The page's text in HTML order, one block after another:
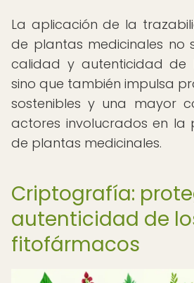
La aplicación de la
de plantas medicinales no
calidad y autenticidad de
sino que también impulsa
sostenibles y una mayor
actores involucrados en la
de plantas medicinales.
Criptografía:
autenticidad de
fitofármacos